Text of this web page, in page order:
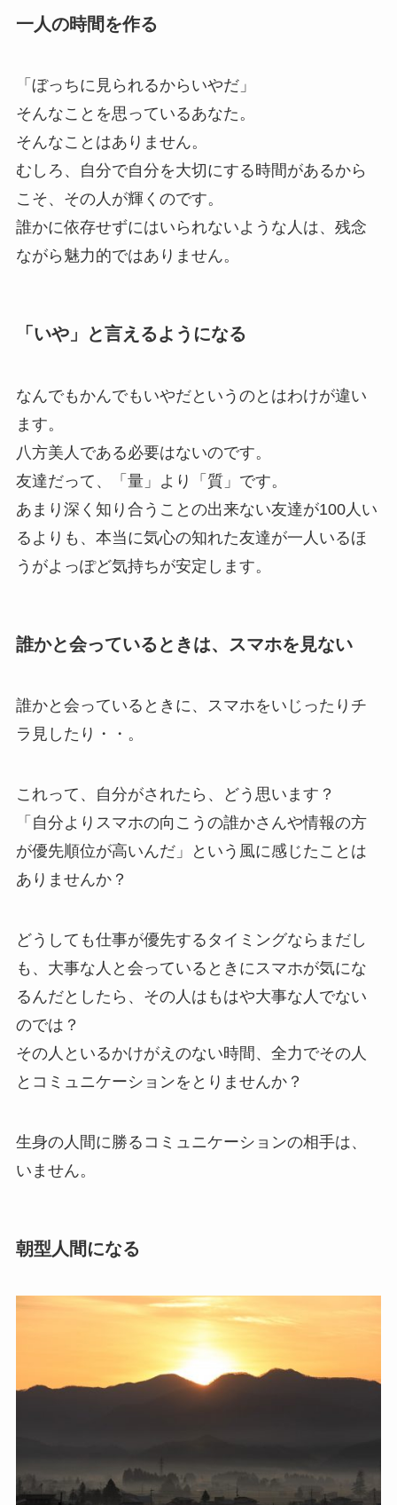
一人の時間を作る
「ぼっちに見られるからいやだ」
そんなことを思っているあなた。
そんなことはありません。
むしろ、自分で自分を大切にする時間があるから
こそ、その人が輝くのです。
誰かに依存せずにはいられないような人は、残念
ながら魅力的ではありません。
「いや」と言えるようになる
なんでもかんでもいやだというのとはわけが違い
ます。
八方美人である必要はないのです。
友達だって、「量」より「質」です。
あまり深く知り合うことの出来ない友達が100人い
るよりも、本当に気心の知れた友達が一人いるほ
うがよっぽど気持ちが安定します。
誰かと会っているときは、スマホを見ない
誰かと会っているときに、スマホをいじったりチ
ラ見したり・・。
これって、自分がされたら、どう思います？
「自分よりスマホの向こうの誰かさんや情報の方
が優先順位が高いんだ」という風に感じたことは
ありませんか？
どうしても仕事が優先するタイミングならまだし
も、大事な人と会っているときにスマホが気にな
るんだとしたら、その人はもはや大事な人でない
のでは？
その人といるかけがえのない時間、全力でその人
とコミュニケーションをとりませんか？
生身の人間に勝るコミュニケーションの相手は、
いません。
朝型人間になる